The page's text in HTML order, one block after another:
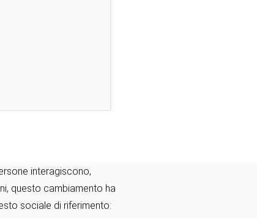
interagiscono,
questo cambiamento ha
sociale di riferimento: